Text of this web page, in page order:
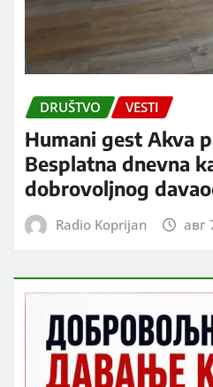
DRUŠTVO VESTI
Humani gest Akva
Besplatna dnevna
dobrovoljnog
Radio Koprijan авг